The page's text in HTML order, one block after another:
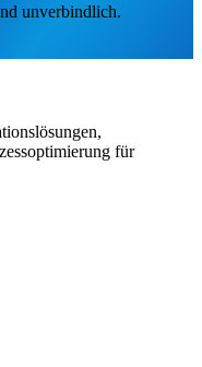
unverbindlich.
für